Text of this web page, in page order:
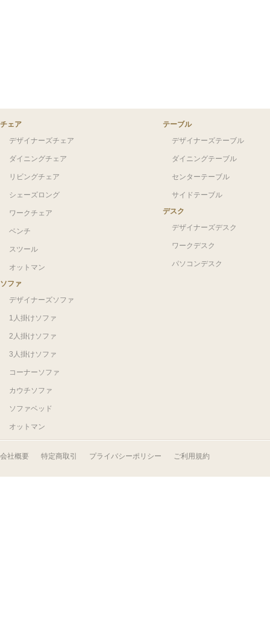
チェア
デザイナーズチェア
ダイニングチェア
リビングチェア
シェーズロング
ワークチェア
ベンチ
スツール
オットマン
ソファ
デザイナーズソファ
1人掛けソファ
2人掛けソファ
3人掛けソファ
コーナーソファ
カウチソファ
ソファベッド
オットマン
テーブル
デザイナーズテーブル
ダイニングテーブル
センターテーブル
サイドテーブル
デスク
デザイナーズデスク
ワークデスク
パソコンデスク
会社概要 特定商取引 プライバシーポリシー ご利用規約